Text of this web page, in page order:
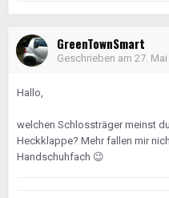
GreenTownSmart
Geschrieben am 27. Mai
Hallo,
welchen Schlossträger meinst
Heckklappe? Mehr fallen mir
Handschuhfach 😉